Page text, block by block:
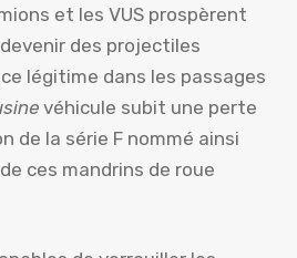
et les VUS prospèrent
des projectiles
légitime dans les passages
véhicule subit une perte
de la série F nommé ainsi
ces mandrins de roue